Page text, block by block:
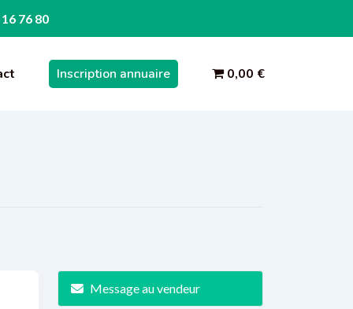
76 80
Inscription annuaire 0,00 €
Message au vendeur